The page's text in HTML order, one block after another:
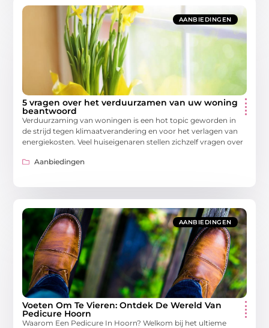
AANBIEDINGEN
5 vragen over het verduurzamen van uw woning
beantwoord
Verduurzaming van woningen is een hot topic geworden in
de strijd tegen klimaatverandering en voor het verlagen van
energiekosten. Veel huiseigenaren stellen zichzelf vragen over
Aanbiedingen
AANBIEDINGEN
Voeten Om Te Vieren: Ontdek De Wereld Van
Pedicure Hoorn
Waarom Een Pedicure In Hoorn? Welkom bij het ultieme